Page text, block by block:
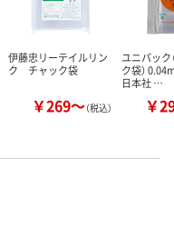
伊藤忠リーテイルリン
ク チャック袋
￥269～（税込）
ユニパック
ク袋）
日本社 …
￥